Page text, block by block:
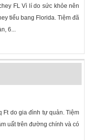
FL Vì lí do sức khỏe nên
tiểu bang Florida. Tiệm đã
6...
Ft do gia đình tự quản. Tiệm
uất trên đường chính và có